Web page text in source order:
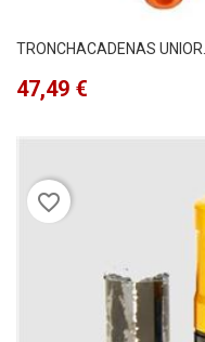
TRONCHACADENAS UNIOR...
Precio
47,49 €
favorite_border